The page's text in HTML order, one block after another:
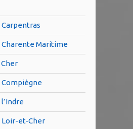
Charente Maritime
Loir-et-Cher